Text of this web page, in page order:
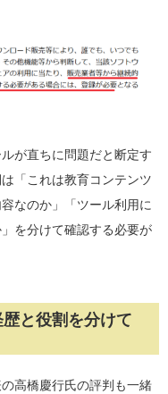
が直ちに問題だと断定す
「これは教育コンテンツ
なのか」「ツール利用に
を分けて確認する必要が
と役割を分けて
高橋慶行氏の評判も一緒